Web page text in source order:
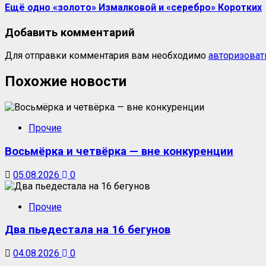
Ещё одно «золото» Измалковой и «серебро» Коротких
Добавить комментарий
Для отправки комментария вам необходимо
Похожие новости
Прочие
Восьмёрка и четвёрка — вне конкуренции
05.08.2026 0
Прочие
Два пьедестала на 16 бегунов
04.08.2026 0